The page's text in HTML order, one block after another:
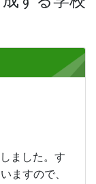
ました。す
ますので、